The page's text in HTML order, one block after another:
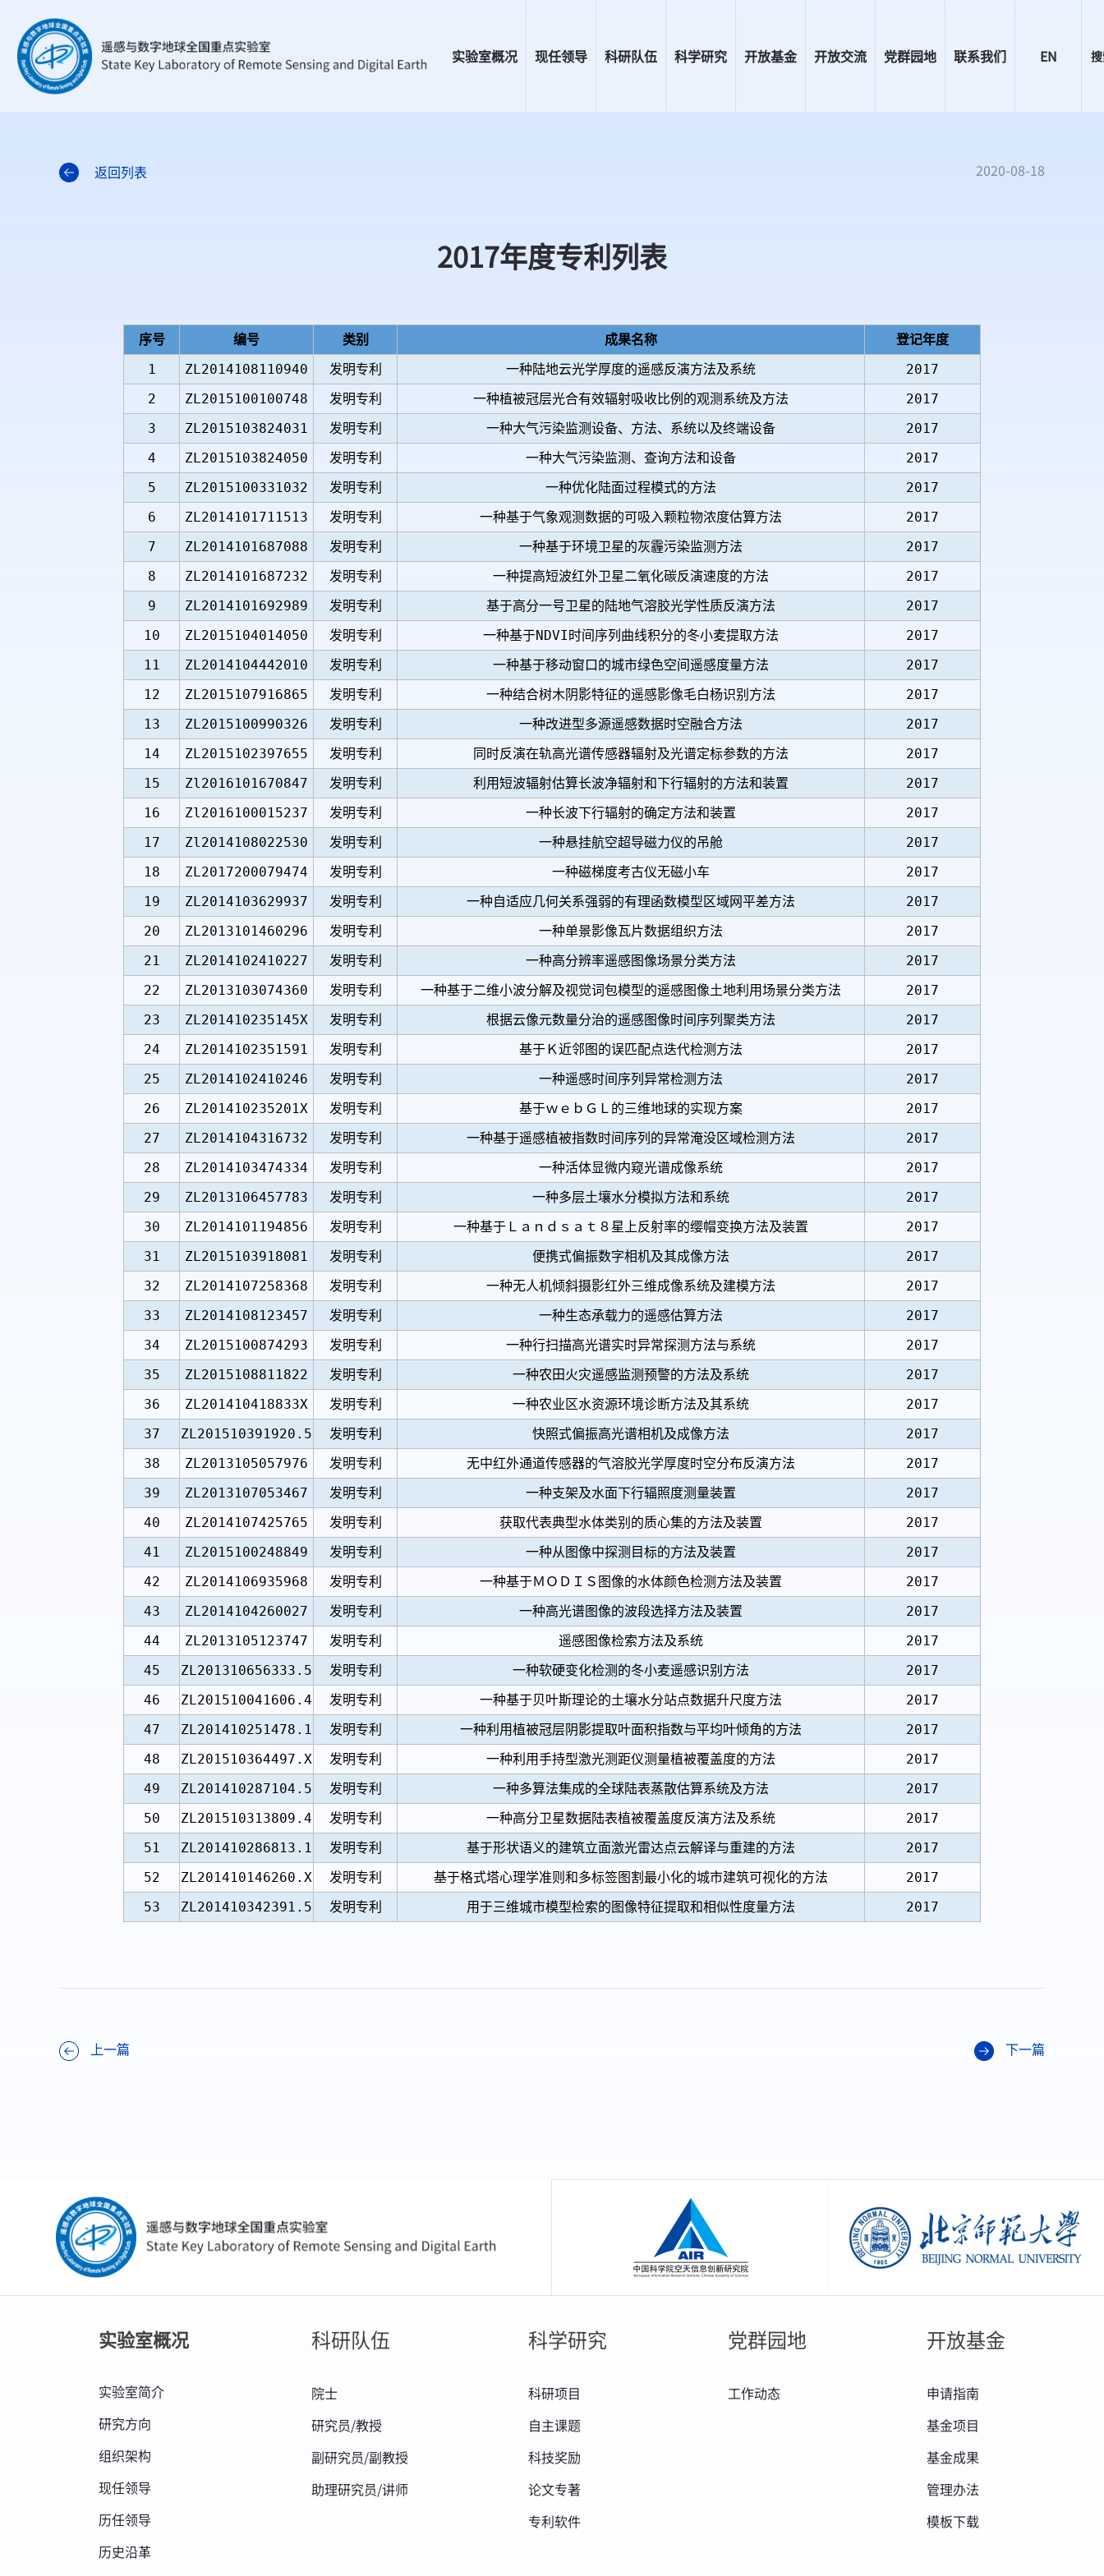
实验室概况 现任领导 科研队伍 科学研究 开放基金 开放交流 党群园地 联系我们 EN
返回列表 2020-08-18
2017年度专利列表
序号 编号 类别 成果名称
登记年度
1
ZL2014108110940 发明专利 一种陆地云光学厚度的遥感反演方法及系统
2017
2
ZL2015100100748 发明专利 一种植被冠层光合有效辐射吸收比例的观测系统及方法
2017
3
ZL2015103824031 发明专利 一种大气污染监测设备、方法、系统以及终端设备
2017
4
ZL2015103824050 发明专利 一种大气污染监测、查询方法和设备
2017
5
ZL2015100331032 发明专利 一种优化陆面过程模式的方法
2017
6
ZL2014101711513 发明专利 一种基于气象观测数据的可吸入颗粒物浓度估算方法
2017
7
ZL2014101687088 发明专利 一种基于环境卫星的灰霾污染监测方法
2017
8
ZL2014101687232 发明专利 一种提高短波红外卫星二氧化碳反演速度的方法
2017
9
ZL2014101692989 发明专利 基于高分一号卫星的陆地气溶胶光学性质反演方法
2017
10
ZL2015104014050 发明专利 一种基于NDVI时间序列曲线积分的冬小麦提取方法
2017
11
ZL2014104442010 发明专利 一种基于移动窗口的城市绿色空间遥感度量方法
2017
12
ZL2015107916865 发明专利 一种结合树木阴影特征的遥感影像毛白杨识别方法
2017
13
ZL2015100990326 发明专利 一种改进型多源遥感数据时空融合方法
2017
14
ZL2015102397655 发明专利 同时反演在轨高光谱传感器辐射及光谱定标参数的方法
2017
15
Zl2016101670847 发明专利 利用短波辐射估算长波净辐射和下行辐射的方法和装置
2017
16
Zl2016100015237 发明专利 一种长波下行辐射的确定方法和装置
2017
17
Zl2014108022530 发明专利 一种悬挂航空超导磁力仪的吊舱
2017
18
ZL2017200079474 发明专利 一种磁梯度考古仪无磁小车
2017
19
ZL2014103629937 发明专利 一种自适应几何关系强弱的有理函数模型区域网平差方法
2017
20
ZL2013101460296 发明专利 一种单景影像瓦片数据组织方法
2017
21
ZL2014102410227 发明专利 一种高分辨率遥感图像场景分类方法
2017
22
ZL2013103074360 发明专利 一种基于二维小波分解及视觉词包模型的遥感图像土地利用场景分类方法
2017
23
ZL201410235145X 发明专利 根据云像元数量分治的遥感图像时间序列聚类方法
2017
24
ZL2014102351591 发明专利 基于Ｋ近邻图的误匹配点迭代检测方法
2017
25
ZL2014102410246 发明专利 一种遥感时间序列异常检测方法
2017
26
ZL201410235201X 发明专利 基于ｗｅｂＧＬ的三维地球的实现方案
2017
27
ZL2014104316732 发明专利 一种基于遥感植被指数时间序列的异常淹没区域检测方法
2017
28
ZL2014103474334 发明专利 一种活体显微内窥光谱成像系统
2017
29
ZL2013106457783 发明专利 一种多层土壤水分模拟方法和系统
2017
30
ZL2014101194856 发明专利 一种基于Ｌａｎｄｓａｔ８星上反射率的缨帽变换方法及装置
2017
31
ZL2015103918081 发明专利 便携式偏振数字相机及其成像方法
2017
32
ZL2014107258368 发明专利 一种无人机倾斜摄影红外三维成像系统及建模方法
2017
33
ZL2014108123457 发明专利 一种生态承载力的遥感估算方法
2017
34
ZL2015100874293 发明专利 一种行扫描高光谱实时异常探测方法与系统
2017
35
ZL2015108811822 发明专利 一种农田火灾遥感监测预警的方法及系统
2017
36
ZL201410418833X 发明专利 一种农业区水资源环境诊断方法及其系统
2017
37
ZL201510391920.5 发明专利 快照式偏振高光谱相机及成像方法
2017
38
ZL2013105057976 发明专利 无中红外通道传感器的气溶胶光学厚度时空分布反演方法
2017
39
ZL2013107053467 发明专利 一种支架及水面下行辐照度测量装置
2017
40
ZL2014107425765 发明专利 获取代表典型水体类别的质心集的方法及装置
2017
41
ZL2015100248849 发明专利 一种从图像中探测目标的方法及装置
2017
42
ZL2014106935968 发明专利 一种基于ＭＯＤＩＳ图像的水体颜色检测方法及装置
2017
43
ZL2014104260027 发明专利 一种高光谱图像的波段选择方法及装置
2017
44
ZL2013105123747 发明专利 遥感图像检索方法及系统
2017
45
ZL201310656333.5 发明专利 一种软硬变化检测的冬小麦遥感识别方法
2017
46
ZL201510041606.4 发明专利 一种基于贝叶斯理论的土壤水分站点数据升尺度方法
2017
47
ZL201410251478.1 发明专利 一种利用植被冠层阴影提取叶面积指数与平均叶倾角的方法
2017
48
ZL201510364497.X 发明专利 一种利用手持型激光测距仪测量植被覆盖度的方法
2017
49
ZL201410287104.5 发明专利 一种多算法集成的全球陆表蒸散估算系统及方法
2017
50
ZL201510313809.4 发明专利 一种高分卫星数据陆表植被覆盖度反演方法及系统
2017
51
ZL201410286813.1 发明专利 基于形状语义的建筑立面激光雷达点云解译与重建的方法
2017
52
ZL201410146260.X 发明专利 基于格式塔心理学准则和多标签图割最小化的城市建筑可视化的方法
2017
53
ZL201410342391.5 发明专利 用于三维城市模型检索的图像特征提取和相似性度量方法 2017
上一篇 下一篇
中国科学院空天信息创新研究院 北京师范大学
实验室概况
实验室简介
研究方向
组织架构
现任领导
历任领导
历史沿革
科研队伍
院士
研究员/教授
副研究员/副教授
助理研究员/讲师
科学研究
科研项目
自主课题
科技奖励
论文专著
专利软件
党群园地
工作动态
开放基金
申请指南
基金项目
基金成果
管理办法
模板下载